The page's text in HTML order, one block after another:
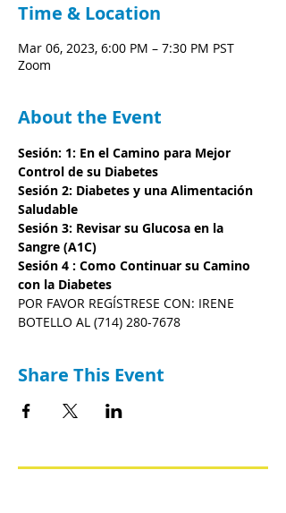
Time & Location
Mar 06, 2023, 6:00 PM – 7:30 PM PST
Zoom
About the Event
Sesión: 1: En el Camino para Mejor
Control de su Diabetes
Sesión 2: Diabetes y una Alimentación
Saludable
Sesión 3: Revisar su Glucosa en la
Sangre (A1C)
Sesión 4 : Como Continuar su Camino
con la Diabetes
POR FAVOR REGÍSTRESE CON: IRENE
BOTELLO AL (714) 280-7678
Share This Event